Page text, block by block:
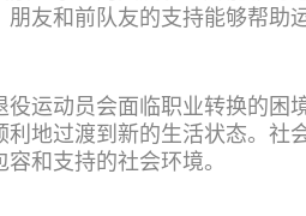
友和前队友的支持能够帮助
运动员会面临职业转换的困
地过渡到新的生活状态。社
和支持的社会环境。